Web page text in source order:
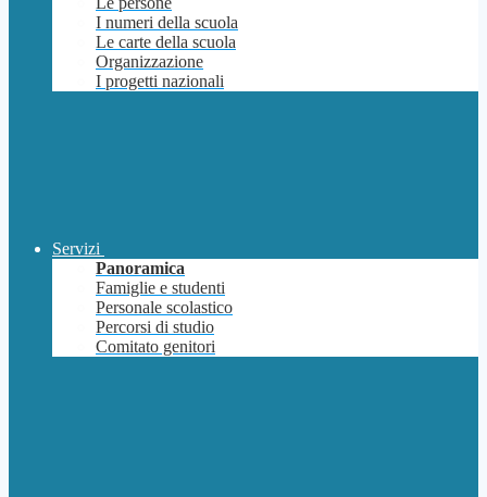
I numeri della scuola
Le carte della scuola
Organizzazione
I progetti nazionali
Servizi
Panoramica
Famiglie e studenti
Personale scolastico
Percorsi di studio
Comitato genitori